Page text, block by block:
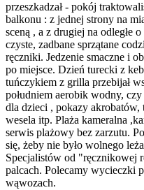
przeszkadzał - pokój
balkonu : z jednej strony na
sceną , a z drugiej na odległe
czyste, zadbane sprzątane
ręczniki. Jedzenie smaczne i
po miejsce. Dzień turecki z
tuńczykiem z grilla przebijał
południem aerobik wodny,
dla dzieci , pokazy
wesela itp. Plaża kameralna
serwis plażowy bez zarzutu.
się, żeby nie było wolnego
Specjalistów od "ręcznikowej
palcach. Polecamy wycieczki
wąwozach.